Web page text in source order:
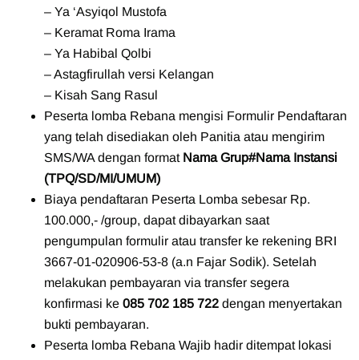
– Ya ‘Asyiqol Mustofa
– Keramat Roma Irama
– Ya Habibal Qolbi
– Astagfirullah versi Kelangan
– Kisah Sang Rasul
Peserta lomba Rebana mengisi Formulir Pendaftaran
yang telah disediakan oleh Panitia atau mengirim
SMS/WA dengan format Nama Grup#Nama Instansi
(TPQ/SD/MI/UMUM)
Biaya pendaftaran Peserta Lomba sebesar Rp.
100.000,- /group, dapat dibayarkan saat
pengumpulan formulir atau transfer ke rekening BRI
3667-01-020906-53-8 (a.n Fajar Sodik). Setelah
melakukan pembayaran via transfer segera
konfirmasi ke 085 702 185 722 dengan menyertakan
bukti pembayaran.
Peserta lomba Rebana Wajib hadir ditempat lokasi